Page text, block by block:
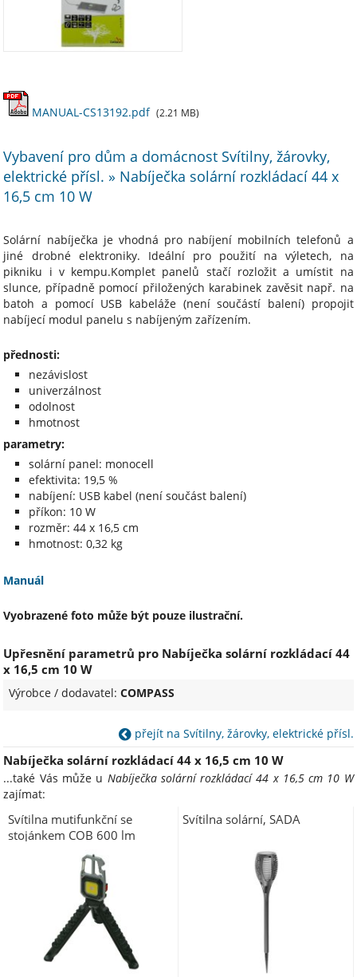
MANUAL-CS13192.pdf (2.21 MB)
Vybavení pro dům a domácnost Svítilny, žárovky,
elektrické přísl. » Nabíječka solární rozkládací 44 x
16,5 cm 10 W
Solární nabíječka je vhodná pro nabíjení mobilních telefonů a
jiné drobné elektroniky. Ideální pro použití na výletech, na
pikniku i v kempu.Komplet panelů stačí rozložit a umístit na
slunce, případně pomocí přiložených karabinek zavěsit např. na
batoh a pomocí USB kabeláže (není součástí balení) propojit
nabíjecí modul panelu s nabíjeným zařízením.
přednosti:
nezávislost
univerzálnost
odolnost
hmotnost
parametry:
solární panel: monocell
efektivita: 19,5 %
nabíjení: USB kabel (není součást balení)
příkon: 10 W
rozměr: 44 x 16,5 cm
hmotnost: 0,32 kg
Manuál
Vyobrazené foto může být pouze ilustrační.
Upřesnění parametrů pro Nabíječka solární rozkládací 44
x 16,5 cm 10 W
Výrobce / dodavatel:COMPASS
přejít na Svítilny, žárovky, elektrické přísl.
Nabíječka solární rozkládací 44 x 16,5 cm 10 W
...také Vás může u Nabíječka solární rozkládací 44 x 16,5 cm 10 W
zajímat:
Svítilna mutifunkční se
stojánkem COB 600 lm
MULTI TRIPOD
Svítilna solární, SADA